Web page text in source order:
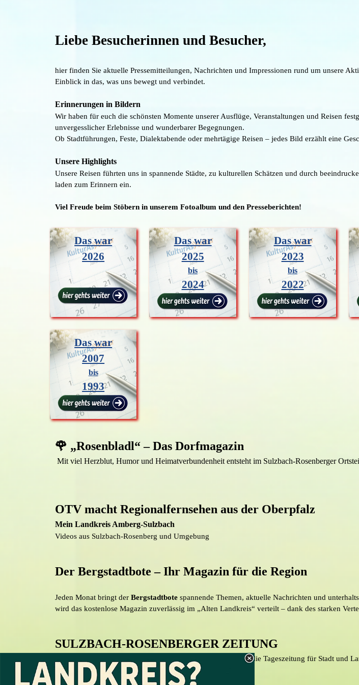
Liebe Besucherinnen und Besucher,
hier finden Sie aktuelle Pressemitteilungen, Nachrichten und Impressionen rund um unsere
Einblick in das, was uns bewegt und verbindet.
Erinnerungen in Bildern
Wir haben für euch die schönsten Momente unserer Ausflüge, Veranstaltungen und Reisen
unvergesslicher Erlebnisse und wunderbarer Begegnungen.
Ob Stadtführungen, Feste, Dialektabende oder mehrtägige Reisen – jedes Bild erzählt eine
Unsere Highlights
Unsere Reisen führten uns in spannende Städte, zu kulturellen Schätzen und durch
laden zum Erinnern ein.
Viel Freude beim Stöbern in unserem Fotoalbum und den Presseberichten!
Das war
2025
bis
2024
Das war
2023
bis
2022
Das war
2026
Das war
2007
bis
1993
🌹 „Rosenbladl“ – Das Dorfmagazin
Mit viel Herzblut, Humor und Heimatverbundenheit entsteht im Sulzbach-Rosenberger
OTV macht Regionalfernsehen aus der Oberpfalz
Mein Landkreis Amberg-Sulzbach
Videos aus Sulzbach-Rosenberg und Umgebung
Der Bergstadtbote – Ihr Magazin für die Region
Jeden Monat bringt der Bergstadtbote spannende Themen, aktuelle Nachrichten und
wird das kostenlose Magazin zuverlässig im „Alten Landkreis“ verteilt – dank des starken
SULZBACH-ROSENBERGER ZEITUNG
Die Sulzbach-Rosenberger Zeitung von Oberpfalz Medien ist die Tageszeitung für Stadt und